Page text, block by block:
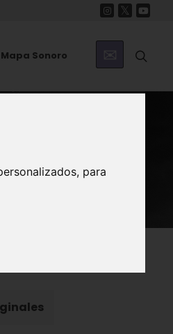
para
Mapa Sonoro